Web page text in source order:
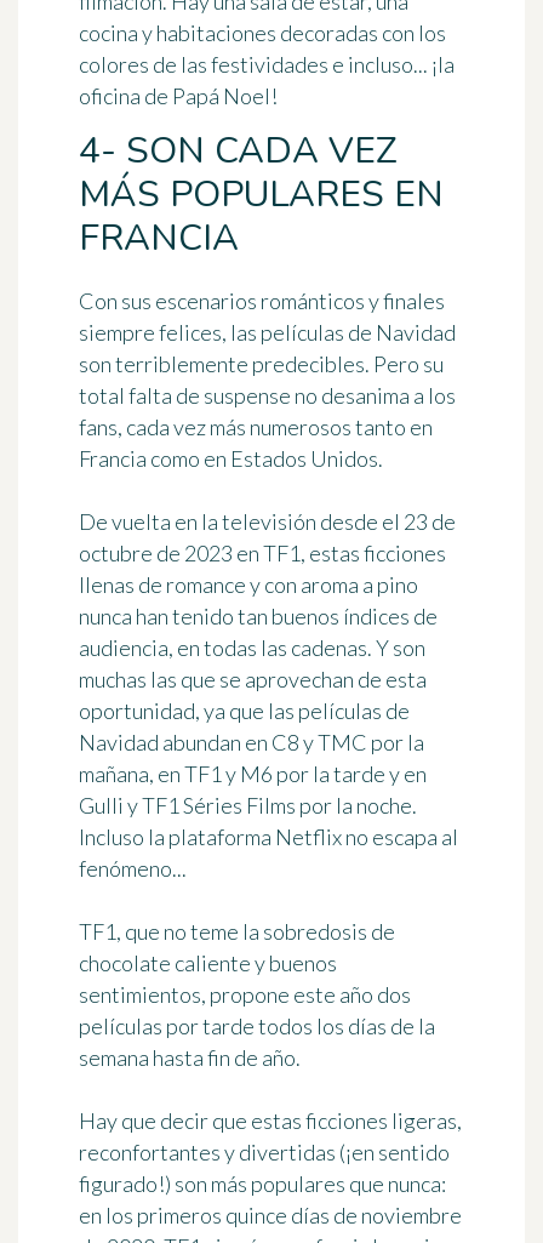
cocina y habitaciones decoradas con los
colores de las festividades e incluso... ¡la
oficina de Papá Noel!
4- SON CADA VEZ
MÁS POPULARES EN
FRANCIA
Con sus escenarios románticos y finales
siempre felices, las películas de Navidad
son terriblemente predecibles. Pero su
total falta de suspense no desanima a los
fans, cada vez más numerosos tanto en
Francia como en Estados Unidos.
De vuelta en la televisión desde el 23 de
octubre de 2023 en TF1, estas ficciones
llenas de romance y con aroma a pino
nunca han tenido tan buenos índices de
audiencia, en todas las cadenas. Y son
muchas las que se aprovechan de esta
oportunidad, ya que las películas de
Navidad abundan en C8 y TMC por la
mañana, en TF1 y M6 por la tarde y en
Gulli y TF1 Séries Films por la noche.
Incluso la plataforma Netflix no escapa al
fenómeno...
TF1, que no teme la sobredosis de
chocolate caliente y buenos
sentimientos, propone este año dos
películas por tarde todos los días de la
semana hasta fin de año.
Hay que decir que estas ficciones ligeras,
reconfortantes y divertidas (¡en sentido
figurado!) son más populares que nunca:
en los primeros quince días de noviembre